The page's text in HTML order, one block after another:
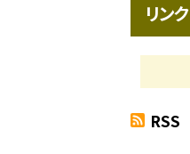
リンク
RSS